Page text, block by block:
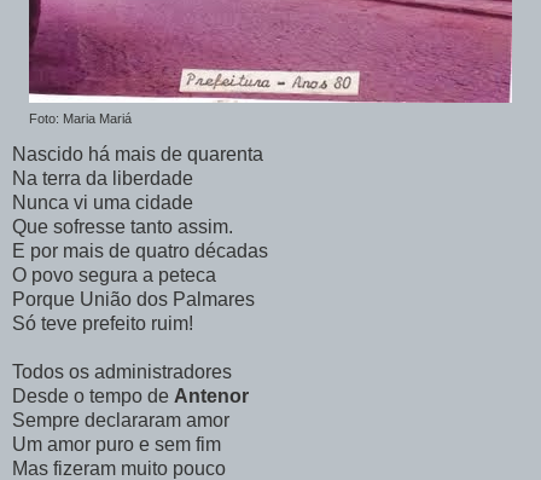
Foto: Maria Mariá
Nascido há mais de quarenta
Na terra da liberdade
Nunca vi uma cidade
Que sofresse tanto assim.
E por mais de quatro décadas
O povo segura a peteca
Porque União dos Palmares
Só teve prefeito ruim!
Todos os administradores
Desde o tempo de Antenor
Sempre declararam amor
Um amor puro e sem fim
Mas fizeram muito pouco